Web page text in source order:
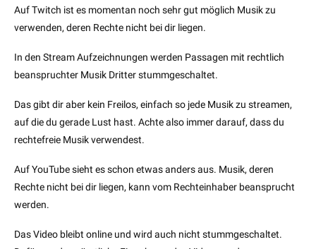
Auf Twitch ist es momentan noch sehr gut möglich Musik zu
verwenden, deren Rechte nicht bei dir liegen.
In den Stream Aufzeichnungen werden Passagen mit rechtlich
beanspruchter Musik Dritter stummgeschaltet.
Das gibt dir aber kein Freilos, einfach so jede Musik zu streamen,
auf die du gerade Lust hast. Achte also immer darauf, dass du
rechtefreie Musik verwendest.
Auf YouTube sieht es schon etwas anders aus. Musik, deren
Rechte nicht bei dir liegen, kann vom Rechteinhaber beansprucht
werden.
Das Video bleibt online und wird auch nicht stummgeschaltet.